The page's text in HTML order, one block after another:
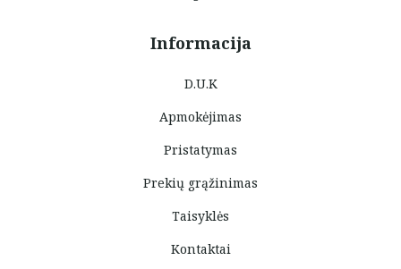
Informacija
D.U.K
Apmokėjimas
Pristatymas
Prekių grąžinimas
Taisyklės
Kontaktai